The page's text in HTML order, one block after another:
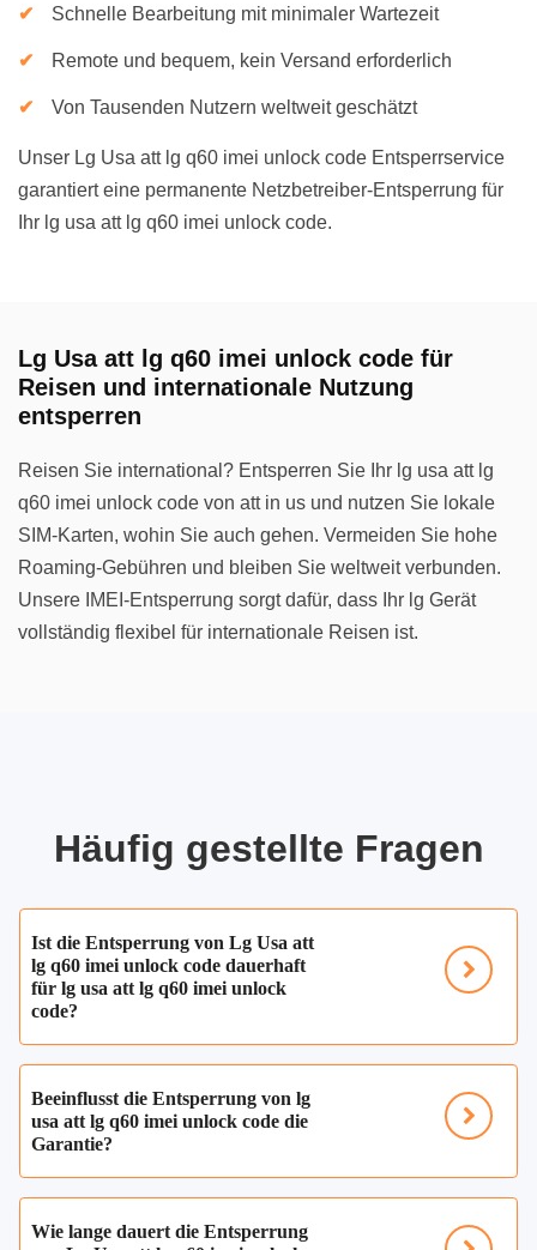
Schnelle Bearbeitung mit minimaler Wartezeit
Remote und bequem, kein Versand erforderlich
Von Tausenden Nutzern weltweit geschätzt
Unser Lg Usa att lg q60 imei unlock code Entsperrservice
garantiert eine permanente Netzbetreiber-Entsperrung für
Ihr lg usa att lg q60 imei unlock code.
Lg Usa att lg q60 imei unlock code für
Reisen und internationale Nutzung
entsperren
Reisen Sie international? Entsperren Sie Ihr lg usa att lg
q60 imei unlock code von att in us und nutzen Sie lokale
SIM-Karten, wohin Sie auch gehen. Vermeiden Sie hohe
Roaming-Gebühren und bleiben Sie weltweit verbunden.
Unsere IMEI-Entsperrung sorgt dafür, dass Ihr lg Gerät
vollständig flexibel für internationale Reisen ist.
Häufig gestellte Fragen
Ist die Entsperrung von Lg Usa att
lg q60 imei unlock code dauerhaft
für lg usa att lg q60 imei unlock
code?
Beeinflusst die Entsperrung von lg
usa att lg q60 imei unlock code die
Garantie?
Wie lange dauert die Entsperrung